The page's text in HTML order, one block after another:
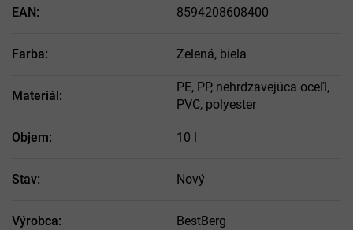
EAN: 8594208608400
Farba: Zelená, biela
Materiál:
PE, PP, nehrdzavejúca oceľl,
PVC, polyester
Objem: 10 l
Stav: Nový
Výrobca: BestBerg